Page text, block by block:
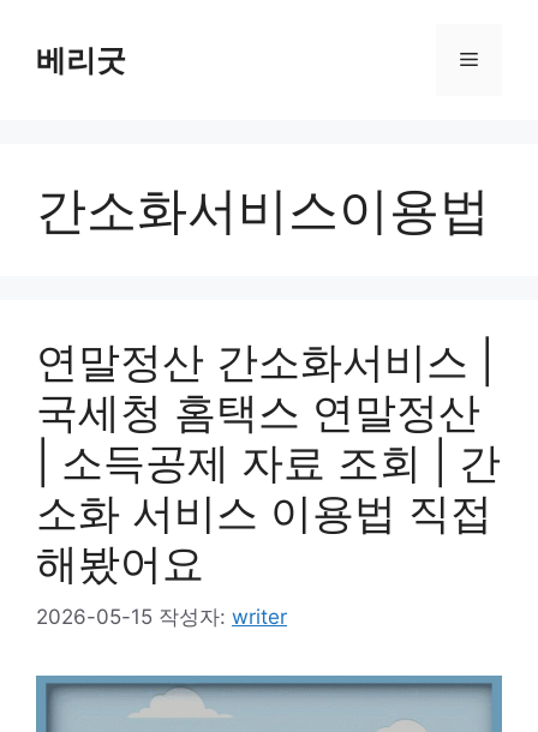
베리굿 메
간소화서비스이용법
연말정산 간소화서비스 |
국세청 홈택스 연말정산
| 소득공제 자료 조회 | 간
소화 서비스 이용법 직접
해봤어요
2026-05-15 작성자: writer